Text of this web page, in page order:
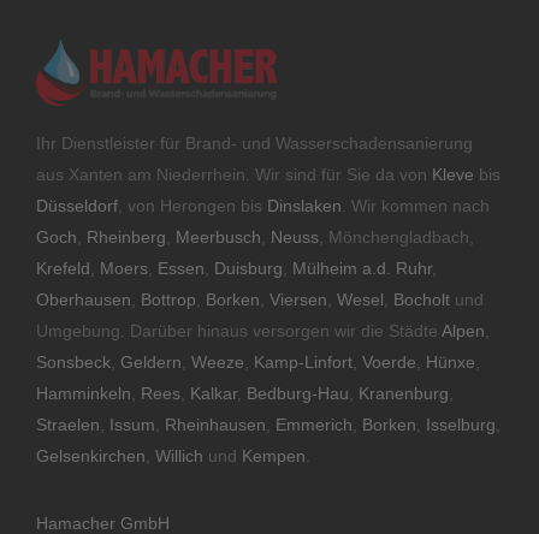
Ihr Dienstleister für Brand- und Wasserschadensanierung
aus Xanten am Niederrhein. Wir sind für Sie da von Kleve bis
Düsseldorf , von Herongen bis Dinslaken . Wir kommen nach
Goch
Rheinberg Meerbusch Neuss , Mönchengladbach,
Krefeld
Moers Essen Duisburg Mülheim a.d. Ruhr,
Oberhausen
Bottrop Borken Viersen Wesel Bocholt und
Umgebung. Darüber hinaus versorgen wir die Städte Alpen
Sonsbeck Geldern Weeze Kamp-Linfort Voerde Hünxe
Hamminkeln
Rees Kalkar, Bedburg-Hau Kranenburg
Straelen
Issum Rheinhausen Emmerich Borken Isselburg
Gelsenkirchen Willich und Kempen
Hamacher GmbH